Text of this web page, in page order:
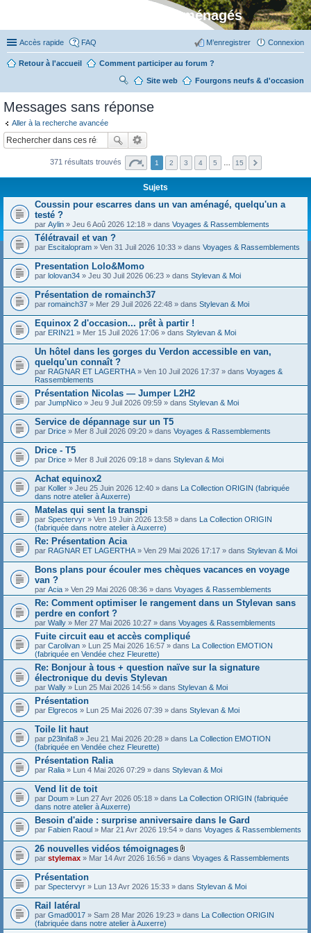
Stylevan - Vans aménagés
Accès rapide FAQ Connexion
M’enregistrer
Retour à l'accueil Comment participer au forum ?
Fourgons neufs & d'occasion
Site web
R
her
ch
er
Messages sans réponse
Aller à la recherche avancée
371 résultats trouvés 1 2 3 4 5 15
Sujets
Coussin pour escarres dans un van aménagé, quelqu'un a
testé ?
par Aylin » Jeu 6 Aoû 2026 12:18 » dans Voyages & Rassemblements
Télétravail et van ?
par Escitalopram » Ven 31 Juil 2026 10:33 » dans Voyages & Rassemblements
Presentation Lolo&Momo
par lolovan34 » Jeu 30 Juil 2026 06:23 » dans Stylevan & Moi
Présentation de romainch37
par romainch37 » Mer 29 Juil 2026 22:48 » dans Stylevan & Moi
Equinox 2 d'occasion... prêt à partir !
par ERIN21 » Mer 15 Juil 2026 17:06 » dans Stylevan & Moi
Un hôtel dans les gorges du Verdon accessible en van,
quelqu'un connaît ?
par RAGNAR ET LAGERTHA » Ven 10 Juil 2026 17:37 » dans Voyages &
Rassemblements
Présentation Nicolas — Jumper L2H2
par JumpNico » Jeu 9 Juil 2026 09:59 » dans Stylevan & Moi
Service de dépannage sur un T5
par Drice » Mer 8 Juil 2026 09:20 » dans Voyages & Rassemblements
Drice - T5
par Drice » Mer 8 Juil 2026 09:18 » dans Stylevan & Moi
Achat equinox2
par Koller » Jeu 25 Juin 2026 12:40 » dans La Collection ORIGIN (fabriquée
dans notre atelier à Auxerre)
Matelas qui sent la transpi
par Spectervyr » Ven 19 Juin 2026 13:58 » dans La Collection ORIGIN
(fabriquée dans notre atelier à Auxerre)
Re: Présentation Acia
par RAGNAR ET LAGERTHA » Ven 29 Mai 2026 17:17 » dans Stylevan & Moi
Bons plans pour écouler mes chèques vacances en voyage
van ?
par Acia » Ven 29 Mai 2026 08:36 » dans Voyages & Rassemblements
Re: Comment optimiser le rangement dans un Stylevan sans
perdre en confort ?
par Wally » Mer 27 Mai 2026 10:27 » dans Voyages & Rassemblements
Fuite circuit eau et accès compliqué
par Carolivan » Lun 25 Mai 2026 16:57 » dans La Collection EMOTION
(fabriquée en Vendée chez Fleurette)
Re: Bonjour à tous + question naïve sur la signature
électronique du devis Stylevan
par Wally » Lun 25 Mai 2026 14:56 » dans Stylevan & Moi
Présentation
par Elgrecos » Lun 25 Mai 2026 07:39 » dans Stylevan & Moi
Toile lit haut
par p23lnifa8 » Jeu 21 Mai 2026 20:28 » dans La Collection EMOTION
(fabriquée en Vendée chez Fleurette)
Présentation Ralia
par Ralia » Lun 4 Mai 2026 07:29 » dans Stylevan & Moi
Vend lit de toit
par Doum » Lun 27 Avr 2026 05:18 » dans La Collection ORIGIN (fabriquée
dans notre atelier à Auxerre)
Besoin d'aide : surprise anniversaire dans le Gard
par Fabien Raoul » Mar 21 Avr 2026 19:54 » dans Voyages & Rassemblements
26 nouvelles vidéos témoignages
F
c
i
e
(
)
par stylemax » Mar 14 Avr 2026 16:56 » dans Voyages & Rassemblements
Présentation
par Spectervyr » Lun 13 Avr 2026 15:33 » dans Stylevan & Moi
Rail latéral
par Gmad0017 » Sam 28 Mar 2026 19:23 » dans La Collection ORIGIN
(fabriquée dans notre atelier à Auxerre)